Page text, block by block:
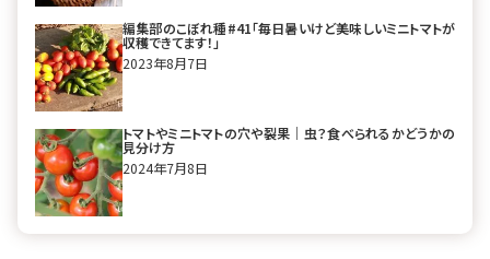
編集部のこぼれ種#41「毎日暑いけど美味しいミニトマトが
収穫できてます！」
2023年8月7日
トマトやミニトマトの穴や裂果｜虫？食べられるかどうかの
見分け方
2024年7月8日